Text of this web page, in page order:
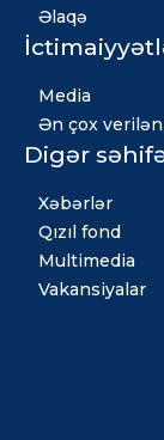
Əlaqə
Media
Ən çox
Digər
Xəbərlər
Qızıl fond
Multimedia
Vakansiyalar